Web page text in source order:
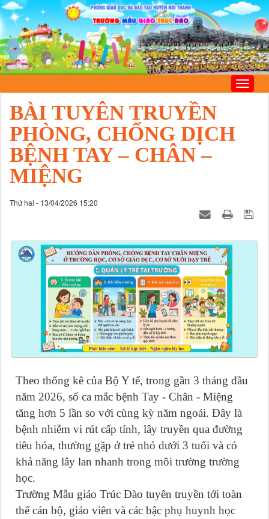
BÀI TUYÊN TRUYỀN
PHÒNG, CHỐNG DỊCH
BỆNH TAY – CHÂN –
MIỆNG
Thứ hai - 13/04/2026 15:20
Theo thống kê của Bộ Y tế, trong gần 3 tháng đầu
năm 2026, số ca mắc bệnh Tay - Chân - Miệng
tăng hơn 5 lần so với cùng kỳ năm ngoái. Đây là
bệnh nhiễm vi rút cấp tính, lây truyền qua đường
tiêu hóa, thường gặp ở trẻ nhỏ dưới 3 tuổi và có
khả năng lây lan nhanh trong môi trường trường
học.
Trường Mẫu giáo Trúc Đào tuyên truyền tới toàn
thể cán bộ, giáo viên và các bậc phụ huynh học